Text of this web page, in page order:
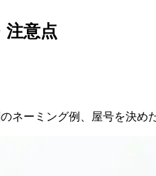
注意点
ーミング例、屋号を決め